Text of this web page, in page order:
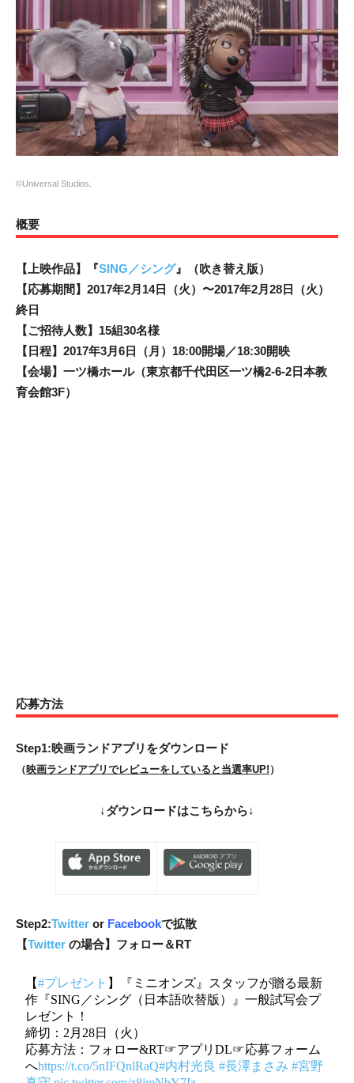
©Universal Studios.
概要
【上映作品】『SING／シング』（吹き替え版）
【応募期間】2017年2月14日（火）〜2017年2月28日（火）
終日
【ご招待人数】15組30名様
【日程】2017年3月6日（月）18:00開場／18:30開映
【会場】一ツ橋ホール（東京都千代田区一ツ橋2-6-2日本教
育会館3F）
応募方法
Step1:映画ランドアプリをダウンロード
（映画ランドアプリでレビューをしていると当選率UP! ）
↓ダウンロードはこちらから↓
Step2:Twitter or Facebookで拡散
【Twitter の場合】フォロー＆RT
【#プレゼント 】『ミニオンズ』スタッフが贈る最新
作『SING／シング（日本語吹替版）』一般試写会プ
レゼント！
締切：2月28日（火）
応募方法：フォロー&RT☞アプリDL☞応募フォーム
へhttps://t.co/5nIFQnlRaQ#内村光良 #長澤まさみ #宮野